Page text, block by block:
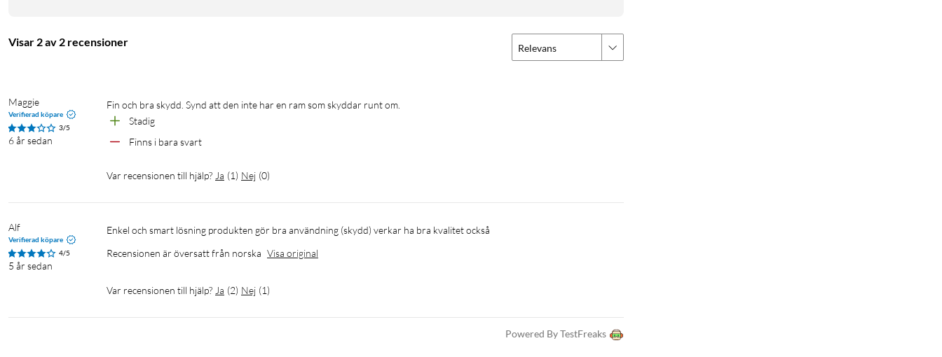
Visar 2 av 2 recensioner Relevans
Maggie
Verifierad köpare
3/5
6 år sedan
Fin och bra skydd. Synd att den inte har en ram som skyddar runt om.
Stadig
Finns i bara svart
Var recensionen till hjälp? Ja (1) Nej (0)
Alf
Verifierad köpare
4/5
5 år sedan
Enkel och smart lösning produkten gör bra användning (skydd) verkar ha bra kvalitet också
Recensionen är översatt från norska Visa original
Var recensionen till hjälp? Ja (2) Nej (1)
Powered By TestFreaks